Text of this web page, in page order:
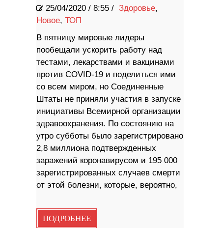
25/04/2020 / 8:55 / Здоровье,
Новое, ТОП
В пятницу мировые лидеры
пообещали ускорить работу над
тестами, лекарствами и вакцинами
против COVID-19 и поделиться ими
cо всем миром, но Соединенные
Штаты не приняли участия в запуске
инициативы Всемирной организации
здравоохранения. По состоянию на
утро субботы было зарегистрировано
2,8 миллиона подтвержденных
заражений коронавирусом и 195 000
зарегистрированных случаев смерти
от этой болезни, которые, вероятно,
ПОДРОБНЕЕ